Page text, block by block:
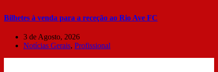
Bilhetes à venda para a receção ao Rio Ave FC
3 de Agosto, 2026
Notícias Gerais, Profissional